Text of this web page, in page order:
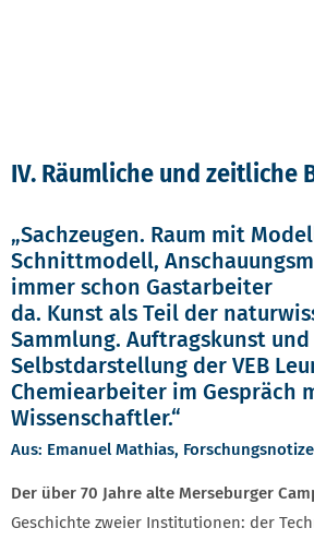
IV. Räumliche und zeitliche
„Sachzeugen. Raum mit
Schnittmodell,
immer schon Gastarbeiter
da. Kunst als Teil der
Sammlung. Auftragskunst und
Selbstdarstellung der VEB
Chemiearbeiter im Gespräch
Wissenschaftler.“
Aus: Emanuel Mathias,
Der über 70 Jahre alte Merseburger
Geschichte zweier Institutionen: der